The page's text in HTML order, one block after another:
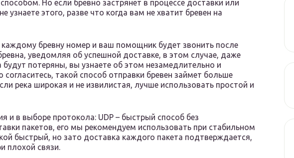
Но если бревно застрянет в процессе доставки или
узнаете этого, разве что когда вам не хватит бревен на
бревну номер и ваш помощник будет звонить после
уведомляя об успешной доставке, в этом случае, даже
будут потеряны, вы узнаете об этом незамедлительно и
согласитесь, такой способ отправки бревен займет больше
река широкая и не извилистая, лучше использовать простой и
и в выборе протокола: UDP – быстрый способ без
пакетов, его мы рекомендуем использовать при стабильном
быстрый, но зато доставка каждого пакета подтверждается,
плохой связи.